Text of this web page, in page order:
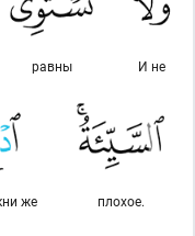
И не
равны
плохое.
же